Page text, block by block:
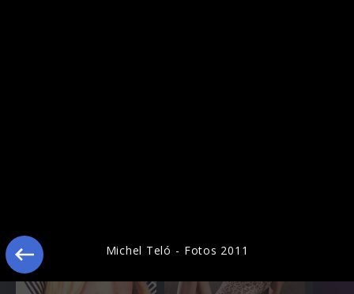
Michel Teló - Fotos 2011